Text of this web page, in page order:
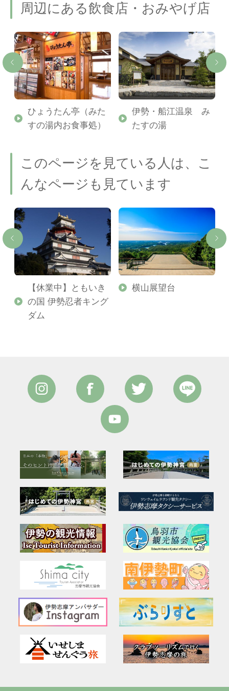
周辺にある飲食店・おみやげ店
ひょうたん亭（みた
すの湯内お食事処）
伊勢・船江温泉 み
たすの湯
このページを見ている人は、こ
んなページも見ています
【休業中】ともいき
の国 伊勢忍者キング
ダム
横山展望台